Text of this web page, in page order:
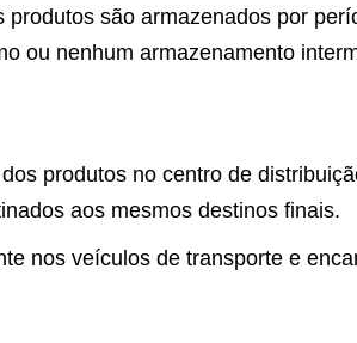
são armazenados por
ou nenhum armazenamento
produtos no centro de
aos mesmos destinos finais.
nos veículos de transporte e